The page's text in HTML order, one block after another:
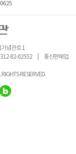
기념관로 1
312-82-02552 | 통신판매업
RESERVED.